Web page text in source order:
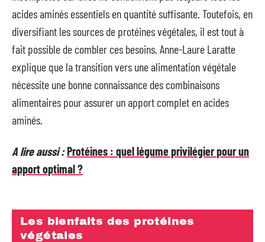
acides aminés essentiels en quantité suffisante. Toutefois, en
diversifiant les sources de protéines végétales, il est tout à
fait possible de combler ces besoins. Anne-Laure Laratte
explique que la transition vers une alimentation végétale
nécessite une bonne connaissance des combinaisons
alimentaires pour assurer un apport complet en acides
aminés.
A lire aussi :Protéines : quel légume privilégier pour un
apport optimal ?
Les bienfaits des protéines
végétales